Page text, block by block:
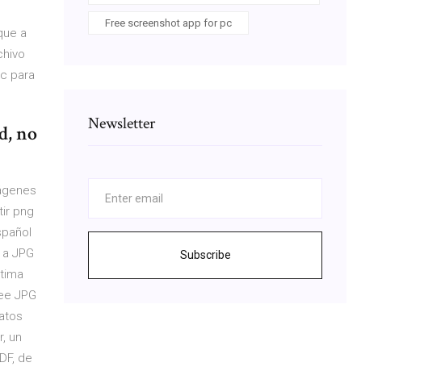
a
para
no
png
JPG
JPG
un
de
Free screenshot app for pc
Newsletter
Subscribe